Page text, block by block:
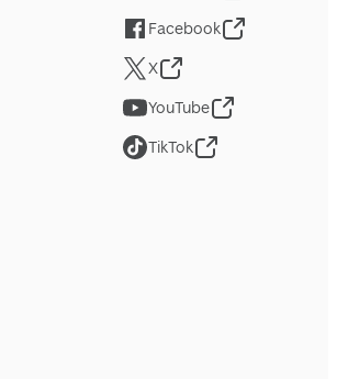
Facebook
X
YouTube
TikTok